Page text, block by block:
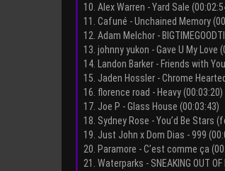
10. Alex Warren - Yard Sale
11. Cafuné - Unchained Memory
12. Adam Melchor -
13. johnny yukon - Gave U My Love
14. Landon Barker - Friends with
15. Jaden Hossler - Chrome
16. florence road - Heavy (00:03:20)
17. Joe P - Glass House (00:03:43)
18. Sydney Rose - You’d Be Stars
19. Just John x Dom Dias - 999
20. Paramore - C’est comme ça
21. Waterparks - SNEAKING OUT